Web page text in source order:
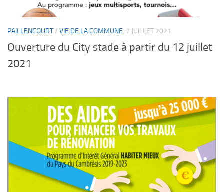
PAILLENCOURT/ VIE DE LA COMMUNE 7 JUILLET 2021
Ouverture du City stade à partir du 12 juillet
2021